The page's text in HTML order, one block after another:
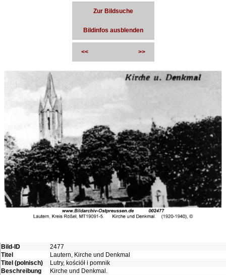
Zur Bildsuche
Bildinfos ausblenden
<< >>
Bild-ID
2477
Titel
Lautern, Kirche und Denkmal
Titel (polnisch)
Lutry, kościół i pomnik
Beschreibung
Kirche und Denkmal.